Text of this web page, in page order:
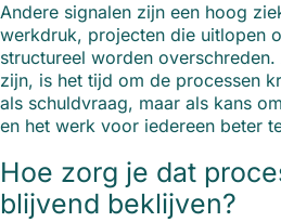
Andere signalen zijn een hoog
werkdruk, projecten die uitlopen
structureel worden
zijn, is het tijd om de processen
als schuldvraag, maar als kans
en het werk voor iedereen beter
Hoe zorg je dat
blijvend beklijven?